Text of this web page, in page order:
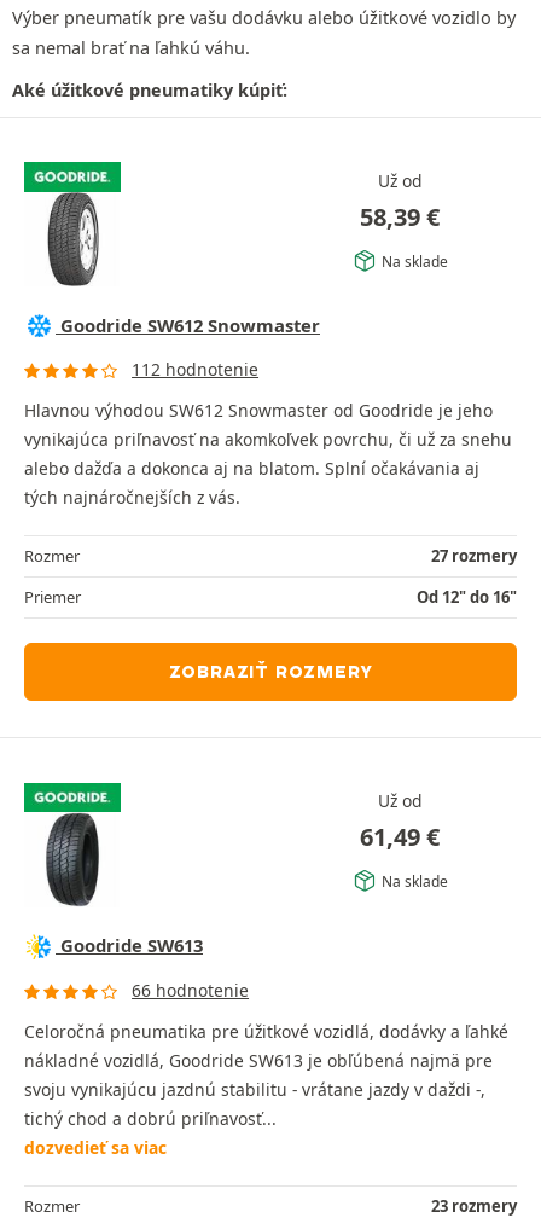
Výber pneumatík pre vašu dodávku alebo úžitkové vozidlo by
sa nemal brať na ľahkú váhu.
Aké úžitkové pneumatiky kúpiť:
Už od
58,39€
Na sklade
Goodride SW612 Snowmaster
112 hodnotenie
Hlavnou výhodou SW612 Snowmaster od Goodride je jeho
vynikajúca priľnavosť na akomkoľvek povrchu, či už za snehu
alebo dažďa a dokonca aj na blatom. Splní očakávania aj
tých najnáročnejších z vás.
Rozmer
27 rozmery
Priemer
Od 12" do 16"
ZOBRAZIŤ ROZMERY
Už od
61,49€
Na sklade
Goodride SW613
66 hodnotenie
Celoročná pneumatika pre úžitkové vozidlá, dodávky a ľahké
nákladné vozidlá, Goodride SW613 je obľúbená najmä pre
svoju vynikajúcu jazdnú stabilitu - vrátane jazdy v daždi -,
tichý chod a dobrú priľnavosť...
dozvedieť sa viac
Rozmer
23 rozmery